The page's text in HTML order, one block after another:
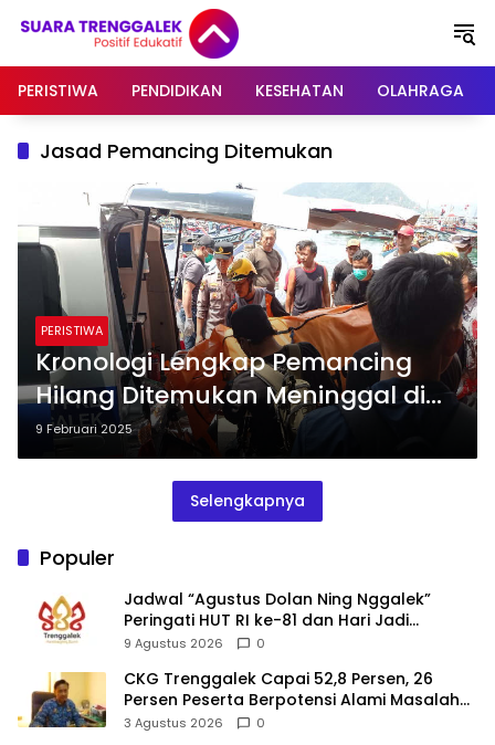
PERISTIWA
PENDIDIKAN KESEHATAN OLAHRAGA
Jasad Pemancing Ditemukan
PERISTIWA
Kronologi Lengkap Pemancing
Hilang Ditemukan Meninggal di
Hari ke 4 Pencarian
9 Februari 2025
Selengkapnya
Populer
Jadwal “Agustus Dolan Ning Nggalek”
Peringati HUT RI ke-81 dan Hari Jadi
Trenggalek ke-832
9 Agustus 2026 0
CKG Trenggalek Capai 52,8 Persen, 26
Persen Peserta Berpotensi Alami Masalah
Kejiwaan
3 Agustus 2026 0